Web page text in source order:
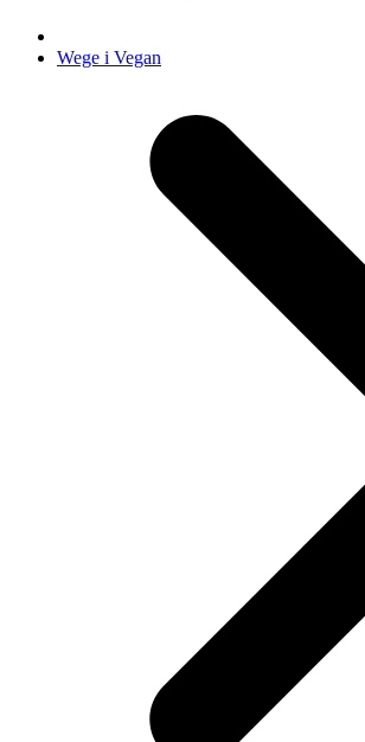
Wege i Vegan